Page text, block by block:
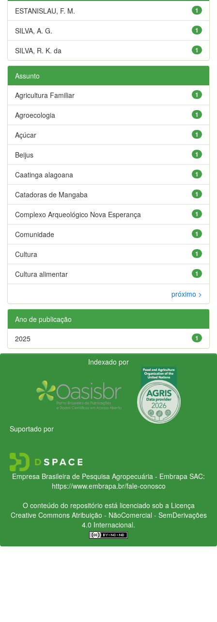
1
ESTANISLAU, F. M.
1
SILVA, A. G.
1
SILVA, R. K. da
Assunto
1
Agricultura Familiar
1
Agroecologia
1
Açúcar
1
Beijus
1
Caatinga alagoana
1
Catadoras de Mangaba
1
Complexo Arqueológico Nova Esperança
1
Comunidade
1
Cultura
1
Cultura alimentar
próximo >
Ano de publicação
1
2025
Indexado por
Suportado por
Empresa Brasileira de Pesquisa Agropecuária - Embrapa SAC:
https://www.embrapa.br/fale-conosco
O conteúdo do repositório está licenciado sob a Licença
Creative CommonsAtribuição - NãoComercial - SemDerivações
4.0 Internacional.